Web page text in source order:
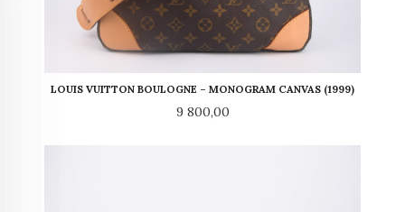
LOUIS VUITTON BOULOGNE – MONOGRAM CANVAS (1999)
Pris
9 800,00